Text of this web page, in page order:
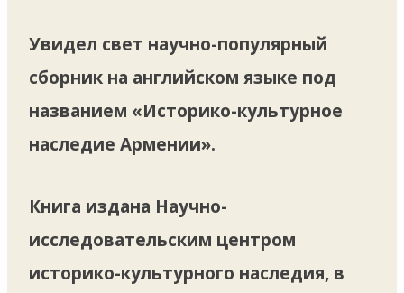
Увидел свет научно-популярный
сборник на английском языке под
названием «Историко-культурное
наследие Армении».
Книга издана Научно-
исследовательским центром
историко-культурного наследия, в